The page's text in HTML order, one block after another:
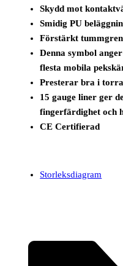
Skydd mot
Smidig PU
Förstärkt
Denna symbol
flesta mobila
Presterar bra i
15 gauge liner ger
fingerfärdighet och
CE Certifierad
Storleksdiagram